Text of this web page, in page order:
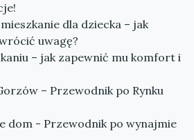
dla dziecka – jak
uwagę?
– jak zapewnić mu komfort i
– Przewodnik po Rynku
dom - Przewodnik po wynajmie